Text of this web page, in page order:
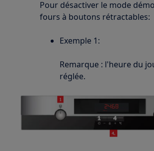
Pour désactiver le mode
fours à boutons rétractables:
Exemple 1:
Remarque : l'heure du
réglée.